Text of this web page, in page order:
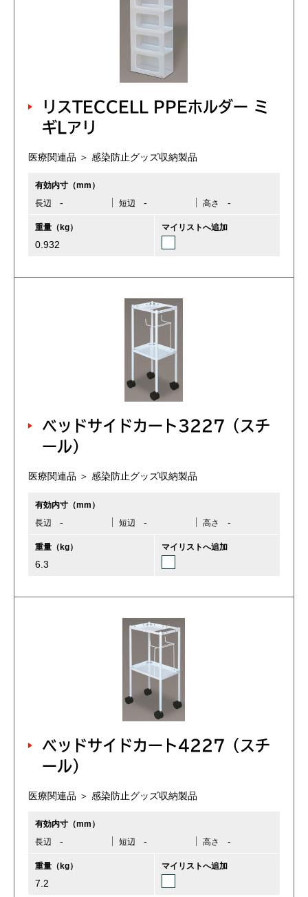
リスTECCELL PPEホルダー ミ
ギLアリ
医療関連品 ＞ 感染防止グッズ収納製品
有効内寸（mm）
長辺
- 短辺 - 高さ -
重量（kg）
0.932
マイリストへ追加
ベッドサイドカート3227（スチ
ール）
医療関連品 ＞ 感染防止グッズ収納製品
有効内寸（mm）
長辺
- 短辺 - 高さ -
重量（kg）
6.3
マイリストへ追加
ベッドサイドカート4227（スチ
ール）
医療関連品 ＞ 感染防止グッズ収納製品
有効内寸（mm）
長辺
- 短辺 - 高さ -
重量（kg）
7.2
マイリストへ追加